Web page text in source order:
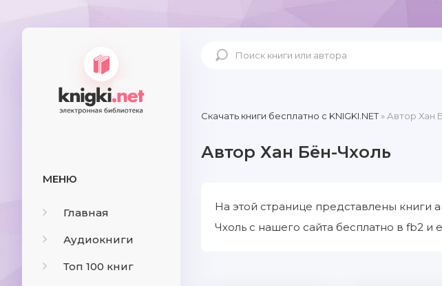
МЕНЮ
Главная
Аудиокниги
Топ 100 книг
Скачать книги бесплатно c KNIGKI.NET» Автор Хан
Автор Хан Бён-Чхоль
На этой странице представлены книги
Чхоль с нашего сайта бесплатно в fb2 и